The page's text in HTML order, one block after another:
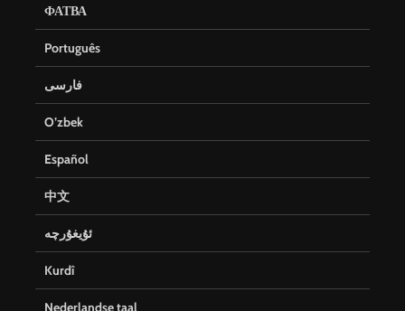
ФАТВА
Português
فارسی
O’zbek
Español
中文
ئۇيغۇرچە
Kurdî
Nederlandse taal